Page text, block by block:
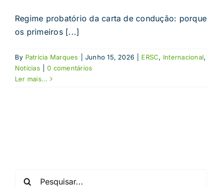
Regime probatório da carta de condução: porque
os primeiros [...]
By Patrícia Marques Junho 15, 2026 ERSC, Internacional,
Notícias
0 comentários
Ler mais...